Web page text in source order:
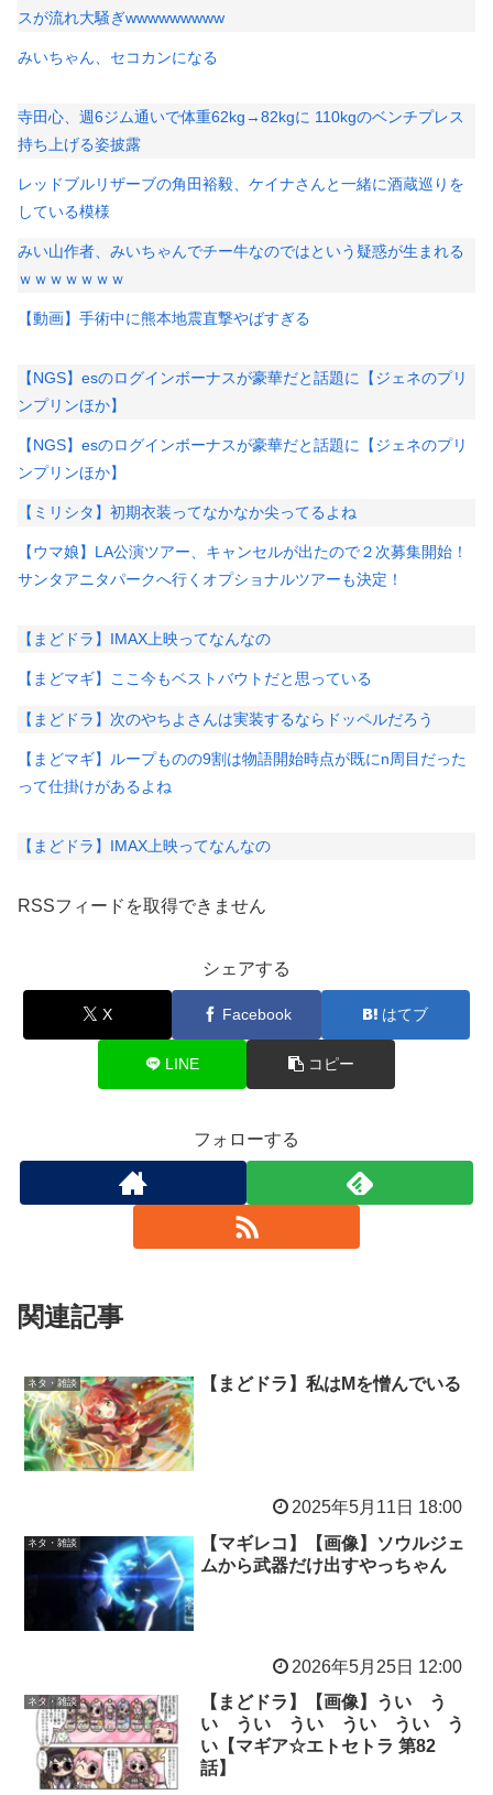
スが流れ大騒ぎwwwwwwwww
みいちゃん、セコカンになる
寺田心、週6ジム通いで体重62kg→82kgに 110kgのベンチプレス
持ち上げる姿披露
レッドブルリザーブの角田裕毅、ケイナさんと一緒に酒蔵巡りを
している模様
みい山作者、みいちゃんでチー牛なのではという疑惑が生まれる
ｗｗｗｗｗｗｗ
【動画】手術中に熊本地震直撃やばすぎる
【NGS】esのログインボーナスが豪華だと話題に【ジェネのプリ
ンプリンほか】
【NGS】esのログインボーナスが豪華だと話題に【ジェネのプリ
ンプリンほか】
【ミリシタ】初期衣装ってなかなか尖ってるよね
【ウマ娘】LA公演ツアー、キャンセルが出たので２次募集開始！
サンタアニタパークへ行くオプショナルツアーも決定！
【まどドラ】IMAX上映ってなんなの
【まどマギ】ここ今もベストバウトだと思っている
【まどドラ】次のやちよさんは実装するならドッペルだろう
【まどマギ】ループものの9割は物語開始時点が既にn周目だった
って仕掛けがあるよね
【まどドラ】IMAX上映ってなんなの
RSSフィードを取得できません
シェアする
X Facebook はてブ
LINE コピー
フォローする
関連記事
ネタ・雑談 【まどドラ】私はMを憎んでいる
2025年5月11日 18:00
ネタ・雑談
【マギレコ】【画像】ソウルジェ
ムから武器だけ出すやっちゃん
2026年5月25日 12:00
ネタ・雑談
【まどドラ】【画像】うい う
い うい うい うい うい う
い【マギア☆エトセトラ 第82
話】